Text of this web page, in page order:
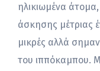
ηλικιωμένα
άσκησης μέτριας
μικρές αλλά
του ιππόκαμπου.